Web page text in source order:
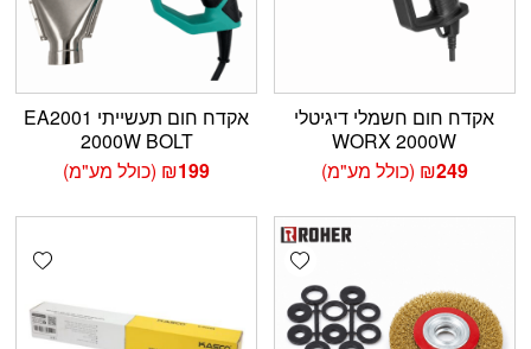
אקדח חום חשמלי דיגיטלי
WORX 2000W
₪249 (כולל מע"מ)
אקדח חום תעשייתי EA2001
2000W BOLT
₪199 (כולל מע"מ)
Add wishlist